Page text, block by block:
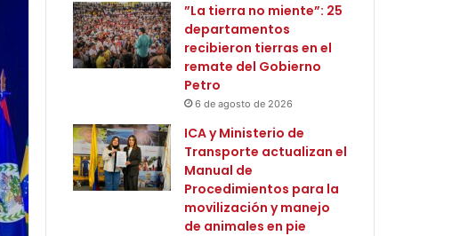
”La tierra no miente”: 25
departamentos
recibieron tierras en el
remate del Gobierno
Petro
6 de agosto de 2026
ICA y Ministerio de
Transporte actualizan el
Manual de
Procedimientos para la
movilización y manejo
de animales en pie